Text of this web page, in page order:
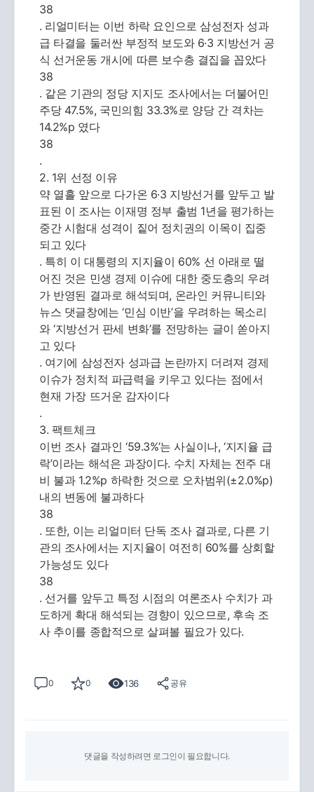
38
. 리얼미터는 이번 하락 요인으로 삼성전자 성과
급 타결을 둘러싼 부정적 보도와 6·3 지방선거 공
식 선거운동 개시에 따른 보수층 결집을 꼽았다
38
. 같은 기관의 정당 지지도 조사에서는 더불어민
주당 47.5%, 국민의힘 33.3%로 양당 간 격차는
14.2%p 였다
38
.
2. 1위 선정 이유
약 열흘 앞으로 다가온 6·3 지방선거를 앞두고 발
표된 이 조사는 이재명 정부 출범 1년을 평가하는
중간 시험대 성격이 짙어 정치권의 이목이 집중
되고 있다
. 특히 이 대통령의 지지율이 60% 선 아래로 떨
어진 것은 민생 경제 이슈에 대한 중도층의 우려
가 반영된 결과로 해석되며, 온라인 커뮤니티와
뉴스 댓글창에는 ‘민심 이반’을 우려하는 목소리
와 ‘지방선거 판세 변화’를 전망하는 글이 쏟아지
고 있다
. 여기에 삼성전자 성과급 논란까지 더려져 경제
이슈가 정치적 파급력을 키우고 있다는 점에서
현재 가장 뜨거운 감자이다
.
3. 팩트체크
이번 조사 결과인 ‘59.3%’는 사실이나, ‘지지율 급
락’이라는 해석은 과장이다. 수치 자체는 전주 대
비 불과 1.2%p 하락한 것으로 오차범위(±2.0%p)
내의 변동에 불과하다
38
. 또한, 이는 리얼미터 단독 조사 결과로, 다른 기
관의 조사에서는 지지율이 여전히 60%를 상회할
가능성도 있다
38
. 선거를 앞두고 특정 시점의 여론조사 수치가 과
도하게 확대 해석되는 경향이 있으므로, 후속 조
사 추이를 종합적으로 살펴볼 필요가 있다.
0 0 136 공유
댓글을 작성하려면 로그인이 필요합니다.